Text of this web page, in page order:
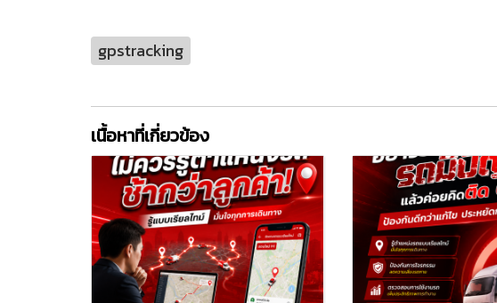
gpstracking
เนื้อหาที่เกี่ยวข้อง